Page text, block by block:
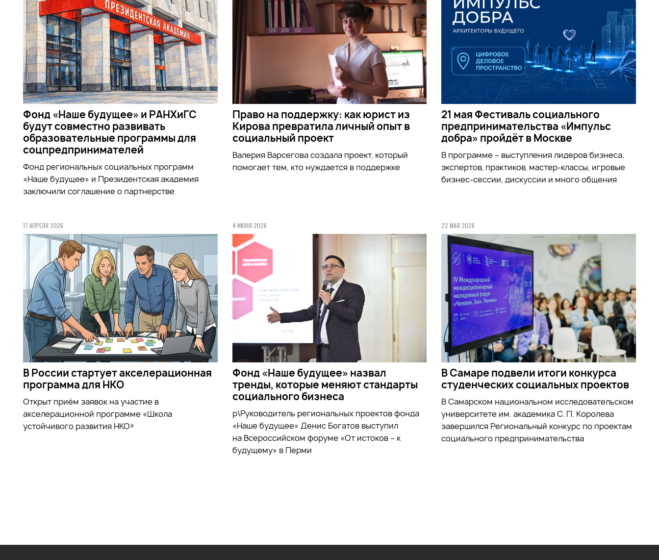
Фонд «Наше будущее» и РАНХиГС
будут совместно развивать
образовательные программы для
соцпредпринимателей
Фонд региональных социальных программ
«Наше будущее» и Президентская академия
заключили соглашение о партнерстве
Право на поддержку: как юрист из
Кирова превратила личный опыт в
социальный проект
Валерия Варсегова создала проект, который
помогает тем, кто нуждается в поддержке
21 мая Фестиваль социального
предпринимательства «Импульс
добра» пройдёт в Москве
В программе – выступления лидеров бизнеса,
экспертов, практиков, мастер-классы, игровые
бизнес-сессии, дискуссии и много общения
17 АПРЕЛЯ 2026
В России стартует акселерационная
программа для НКО
Открыт приём заявок на участие в
акселерационной программе «Школа
устойчивого развития НКО»
4 ИЮНЯ 2026
Фонд «Наше будущее» назвал
тренды, которые меняют стандарты
социального бизнеса
р\Руководитель региональных проектов фонда
«Наше будущее» Денис Богатов выступил
на Всероссийском форуме «От истоков – к
будущему» в Перми
22 МАЯ 2026
В Самаре подвели итоги конкурса
студенческих социальных проектов
В Самарском национальном исследовательском
университете им. академика С. П. Королева
завершился Региональный конкурс по проектам
социального предпринимательства